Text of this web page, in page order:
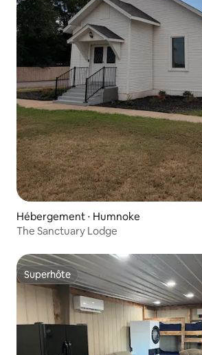
Hébergement ⋅ Humnoke
The Sanctuary Lodge
Superhôte
Superhôte